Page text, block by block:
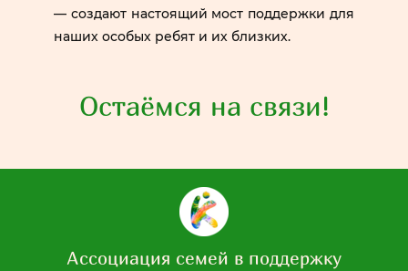
— создают настоящий мост поддержки для
наших особых ребят и их близких.
Остаёмся на связи!
Ассоциация семей в поддержку